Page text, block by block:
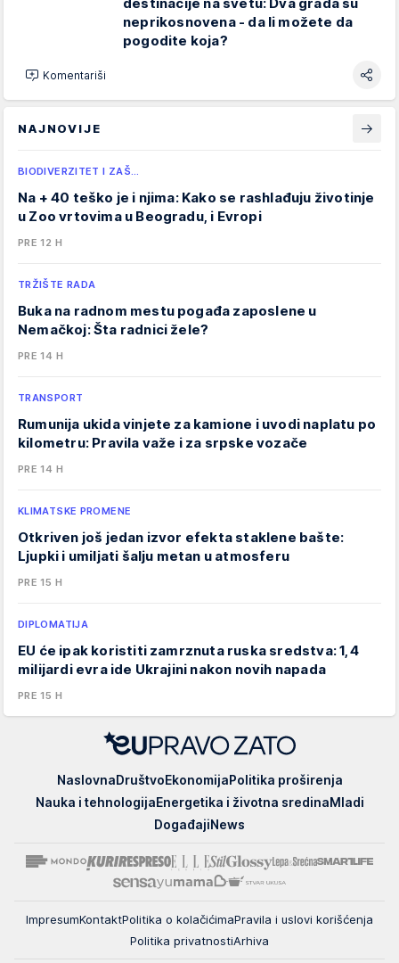
neprikosnovena - da li možete da
pogodite koja?
Komentariši
NAJNOVIJE
BIODIVERZITET I ZAŠ…
Na + 40 teško je i njima: Kako se rashlađuju životinje
u Zoo vrtovima u Beogradu, i Evropi
PRE 12 H
TRŽIŠTE RADA
Buka na radnom mestu pogađa zaposlene u
Nemačkoj: Šta radnici žele?
PRE 14 H
TRANSPORT
Rumunija ukida vinjete za kamione i uvodi naplatu po
kilometru: Pravila važe i za srpske vozače
PRE 14 H
KLIMATSKE PROMENE
Otkriven još jedan izvor efekta staklene bašte:
Ljupki i umiljati šalju metan u atmosferu
PRE 15 H
DIPLOMATIJA
EU će ipak koristiti zamrznuta ruska sredstva: 1,4
milijardi evra ide Ukrajini nakon novih napada
PRE 15 H
EUpravo
zato
NaslovnaDruštvoEkonomijaPolitika proširenja
Nauka i tehnologijaEnergetika i životna sredinaMladi
DogađajiNews
ImpresumKontaktPolitika o kolačićimaPravila i uslovi korišćenja
Politika privatnostiArhiva